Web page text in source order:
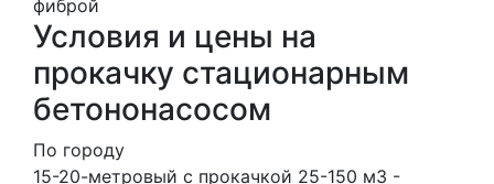
фиброй
Условия и цены на
прокачку стационарным
бетононасосом
По городу
15-20-метровый с прокачкой 25-150 м3 -